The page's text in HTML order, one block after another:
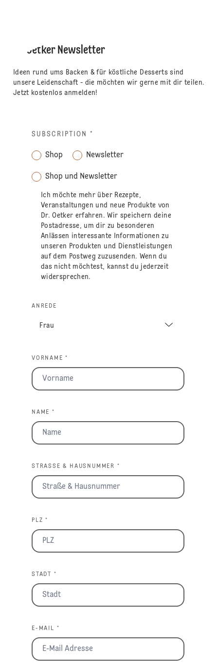
Dr. Oetker Newsletter
Ideen rund ums Backen & für köstliche Desserts sind
unsere Leidenschaft - die möchten wir gerne mit dir teilen.
Jetzt kostenlos anmelden!
SUBSCRIPTION *
Shop Newsletter
Shop und Newsletter
Ich möchte mehr über Rezepte,
Veranstaltungen und neue Produkte von
Dr. Oetker erfahren. Wir speichern deine
Postadresse, um dir zu besonderen
Anlässen interessante Informationen zu
unseren Produkten und Dienstleistungen
auf dem Postweg zuzusenden. Wenn du
das nicht möchtest, kannst du jederzeit
widersprechen.
ANREDE
VORNAME *
NAME *
STRASSE & HAUSNUMMER *
PLZ *
STADT *
E-MAIL *